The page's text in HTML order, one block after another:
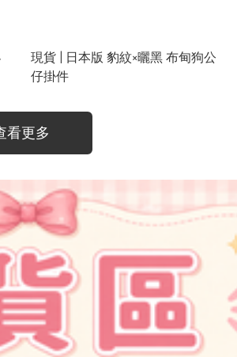
現貨 | 日本版 豹紋×曬黑 布甸狗公
仔掛件
看更多